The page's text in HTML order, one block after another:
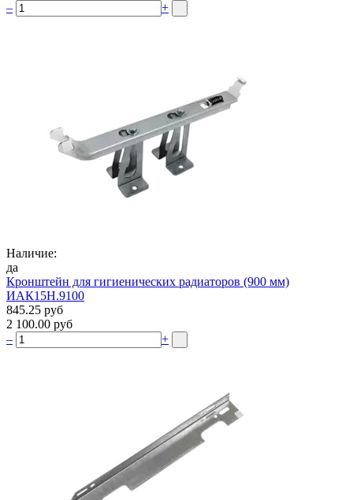
–
+
Наличие:
да
Кронштейн для гигиенических радиаторов (900 мм)
ИАК15Н.9100
845.25 руб
2 100.00 руб
–
+